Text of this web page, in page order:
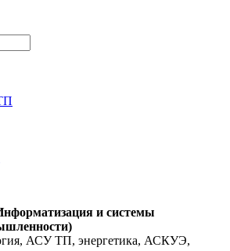
и системы
АСУ ТП, энергетика, АСКУЭ,